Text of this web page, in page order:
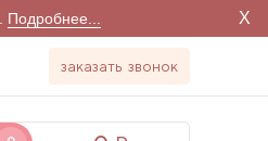
Подробнее... X
заказать звонок